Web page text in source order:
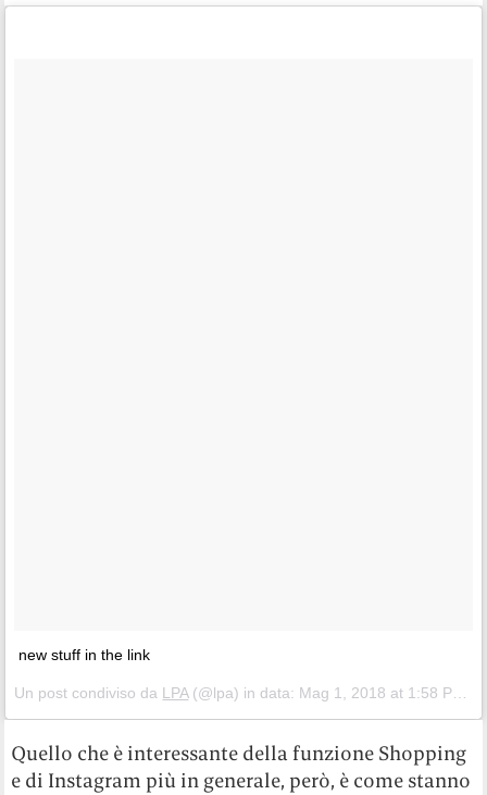
new stuff in the link
Un post condiviso da LPA(@lpa) in data: Mag 1, 2018 at 1:58 PDT
Quello che è interessante della funzione Shopping
e di Instagram più in generale, però, è come stanno